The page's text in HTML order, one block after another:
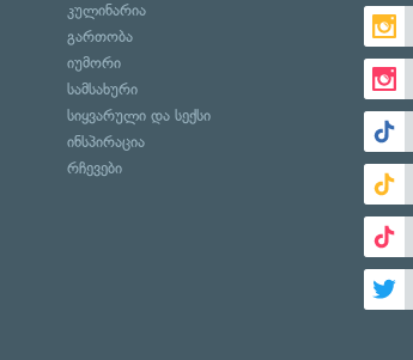
კულინარია
გართობა
იუმორი
სამსახური
სიყვარული და სექსი
ინსპირაცია
რჩევები